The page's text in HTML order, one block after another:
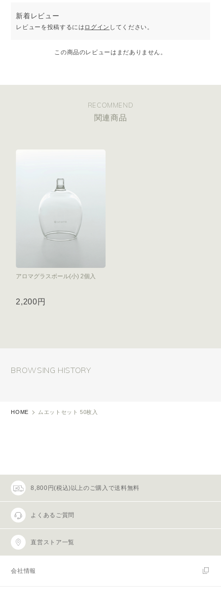
新着レビュー
レビューを投稿するには ログイン してください。
この商品のレビューはまだありません。
RECOMMEND
関連商品
アロマグラスボール(小) 2個入
2,200円
BROWSING HISTORY
HOME ムエットセット 50枚入
8,800円(税込)以上のご購入で送料無料
よくあるご質問
直営ストア一覧
会社情報